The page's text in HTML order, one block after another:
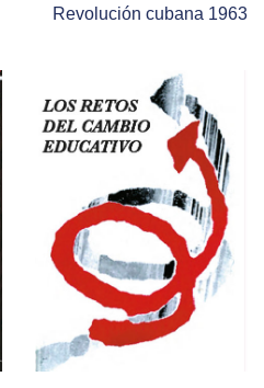
Revolución cubana 1963